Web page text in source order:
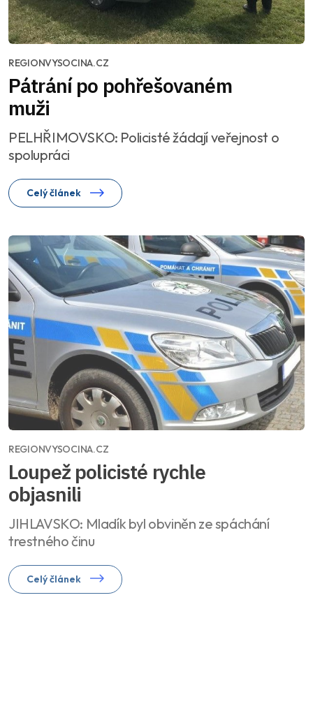
REGIONVYSOCINA.CZ
Pátrání po pohřešovaném
muži
PELHŘIMOVSKO: Policisté žádají veřejnost o
spolupráci
Celý článek
REGIONVYSOCINA.CZ
Loupež policisté rychle
objasnili
JIHLAVSKO: Mladík byl obviněn ze spáchání
trestného činu
Celý článek